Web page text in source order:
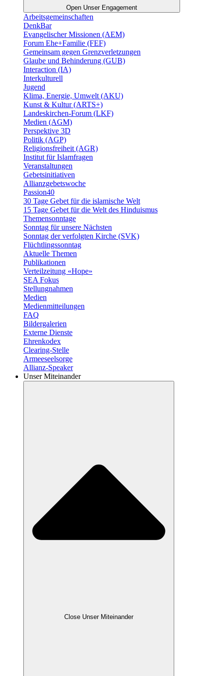
Open Unser Engagement
Arbeitsgemeinschaften
DenkBar
Evangelischer Missionen (AEM)
Forum Ehe+Familie (FEF)
Gemeinsam gegen Grenzverletzungen
Glaube und Behinderung (GUB)
Interaction (IA)
Interkulturell
Jugend
Klima, Energie, Umwelt (AKU)
Kunst & Kultur (ARTS+)
Landeskirchen-Forum (LKF)
Medien (AGM)
Perspektive 3D
Politik (AGP)
Religionsfreiheit (AGR)
Institut für Islamfragen
Veranstaltungen
Gebetsinitiativen
Allianzgebetswoche
Passion40
30 Tage Gebet für die islamische Welt
15 Tage Gebet für die Welt des Hinduismus
Themensonntage
Sonntag für unsere Nächsten
Sonntag der verfolgten Kirche (SVK)
Flüchtlingssonntag
Aktuelle Themen
Publikationen
Verteilzeitung «Hope»
SEA Fokus
Stellungnahmen
Medien
Medienmitteilungen
FAQ
Bildergalerien
Externe Dienste
Ehrenkodex
Clearing-Stelle
Armeeseelsorge
Allianz-Speaker
Unser Miteinander
Close Unser Miteinander